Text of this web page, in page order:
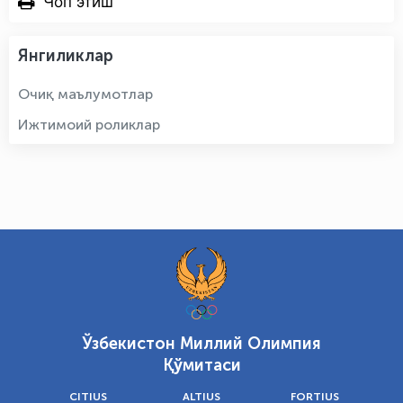
Янгиликлар
Очиқ маълумотлар
Ижтимоий роликлар
Ўзбекистон Миллий Олимпия
Қўмитаси
CITIUS ALTIUS FORTIUS